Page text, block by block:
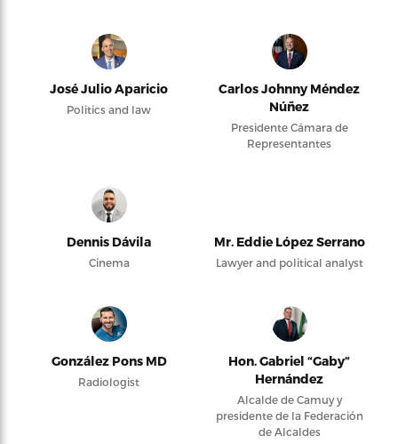
José Julio Aparicio
Politics and law
Carlos Johnny Méndez
Núñez
Presidente Cámara de
Representantes
Dennis Dávila
Cinema
Mr. Eddie López Serrano
Lawyer and political analyst
González Pons MD
Radiologist
Hon. Gabriel “Gaby”
Hernández
Alcalde de Camuy y
presidente de la Federación
de Alcaldes